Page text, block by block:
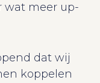
wat meer up-
dat wij
koppelen